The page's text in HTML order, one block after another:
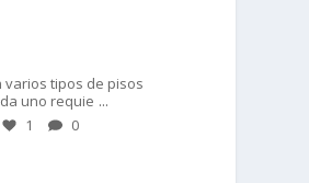
varios tipos de pisos
uno requie ...
1 0